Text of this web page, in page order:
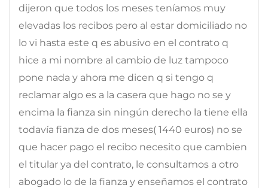
dijeron que todos los meses teníamos muy
elevadas los recibos pero al estar domiciliado no
lo vi hasta este q es abusivo en el contrato q
hice a mi nombre al cambio de luz tampoco
pone nada y ahora me dicen q si tengo q
reclamar algo es a la casera que hago no se y
encima la fianza sin ningún derecho la tiene ella
todavía fianza de dos meses( 1440 euros) no se
que hacer pago el recibo necesito que cambien
el titular ya del contrato, le consultamos a otro
abogado lo de la fianza y enseñamos el contrato